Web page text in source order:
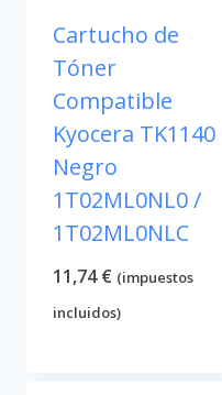
Cartucho de
Tóner
Compatible
Kyocera TK1140
Negro
1T02ML0NL0 /
1T02ML0NLC
11,74€ (impuestos
incluidos)